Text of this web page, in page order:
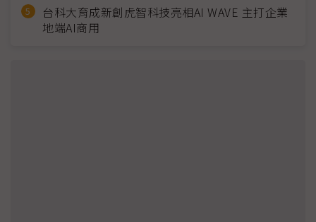
台科大育成新創虎智科技亮相AI WAVE 主打企業
地端AI商用